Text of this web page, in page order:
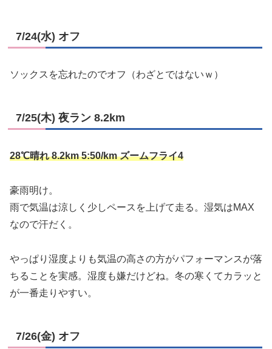
7/24(水) オフ
ソックスを忘れたのでオフ（わざとではないｗ）
7/25(木) 夜ラン 8.2km
28℃晴れ 8.2km 5:50/km ズームフライ4
豪雨明け。
雨で気温は涼しく少しペースを上げて走る。湿気はMAX
なので汗だく。
やっぱり湿度よりも気温の高さの方がパフォーマンスが落
ちることを実感。湿度も嫌だけどね。冬の寒くてカラッと
が一番走りやすい。
7/26(金) オフ